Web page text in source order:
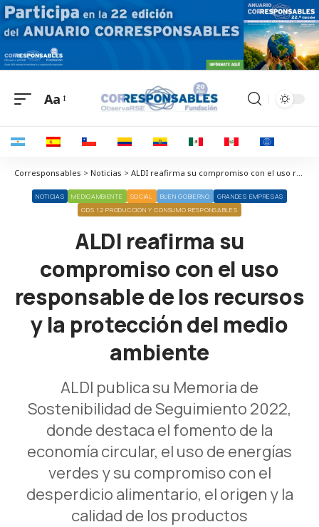
Aa
Corresponsables > Noticias > ALDI reafirma su compromiso con el uso responsable de los recursos y la protección del medio ambiente
NOTICIAS MEDIOAMBIENTE SOCIAL BUEN GOBIERNO
GRANDES EMPRESAS
ODS 12 PRODUCCIÓN Y CONSUMO RESPONSABLES
ALDI reafirma su
compromiso con el uso
responsable de los recursos
y la protección del medio
ambiente
ALDI publica su Memoria de
Sostenibilidad de Seguimiento 2022,
donde destaca el fomento de la
economía circular, el uso de energías
verdes y su compromiso con el
desperdicio alimentario, el origen y la
calidad de los productos